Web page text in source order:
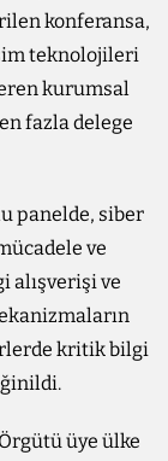
konferansa,
teknolojileri
kurumsal
fazla delege
panelde, siber
ve
alışverişi ve
kritik bilgi
üye ülke